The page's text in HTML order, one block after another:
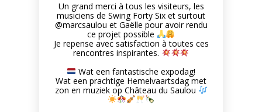
Un grand merci à tous les visiteurs, les
musiciens de Swing Forty Six et surtout
@marcsaulou et Gaëlle pour avoir rendu
ce projet possible
Je repense avec satisfaction à toutes ces
rencontres inspirantes.
Wat een fantastische expodag!
Wat een prachtige Hemelvaartsdag met
zon en muziek op Château du Saulou